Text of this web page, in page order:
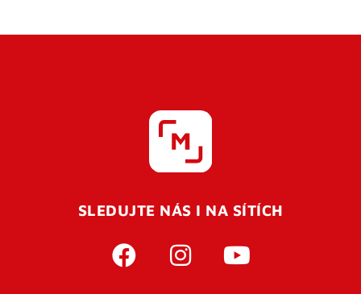
Pro úspěšné dokončení registrace je potřeba
vaší e-mailovouadresu. Po úspěšném odeslání
SLEDUJTE NÁS I NA SÍTÍCH